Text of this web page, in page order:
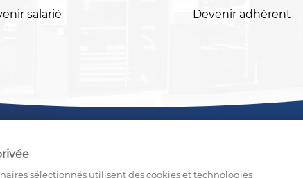
salarié Devenir adhérent
sélectionnés utilisent des cookies et technologies